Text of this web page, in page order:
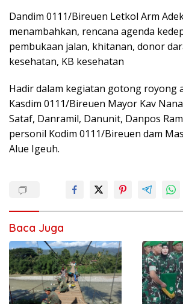
Dandim 0111/Bireuen Letkol Arm
menambahkan, rencana agenda
pembukaan jalan, khitanan, donor
kesehatan, KB kesehatan
Hadir dalam kegiatan gotong royong
Kasdim 0111/Bireuen Mayor Kav
Sataf, Danramil, Danunit, Danpos
personil Kodim 0111/Bireuen dam
Alue Igeuh.
Baca Juga